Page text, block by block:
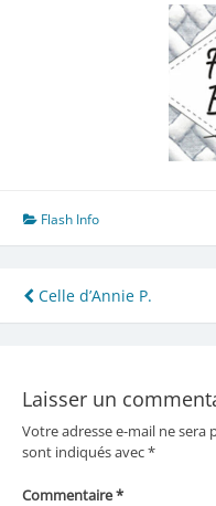
Flash Info
Navigation
de
Celle d’Annie P.
Laisser un
Votre adresse e-mail ne sera
sont indiqués avec*
Commentaire*